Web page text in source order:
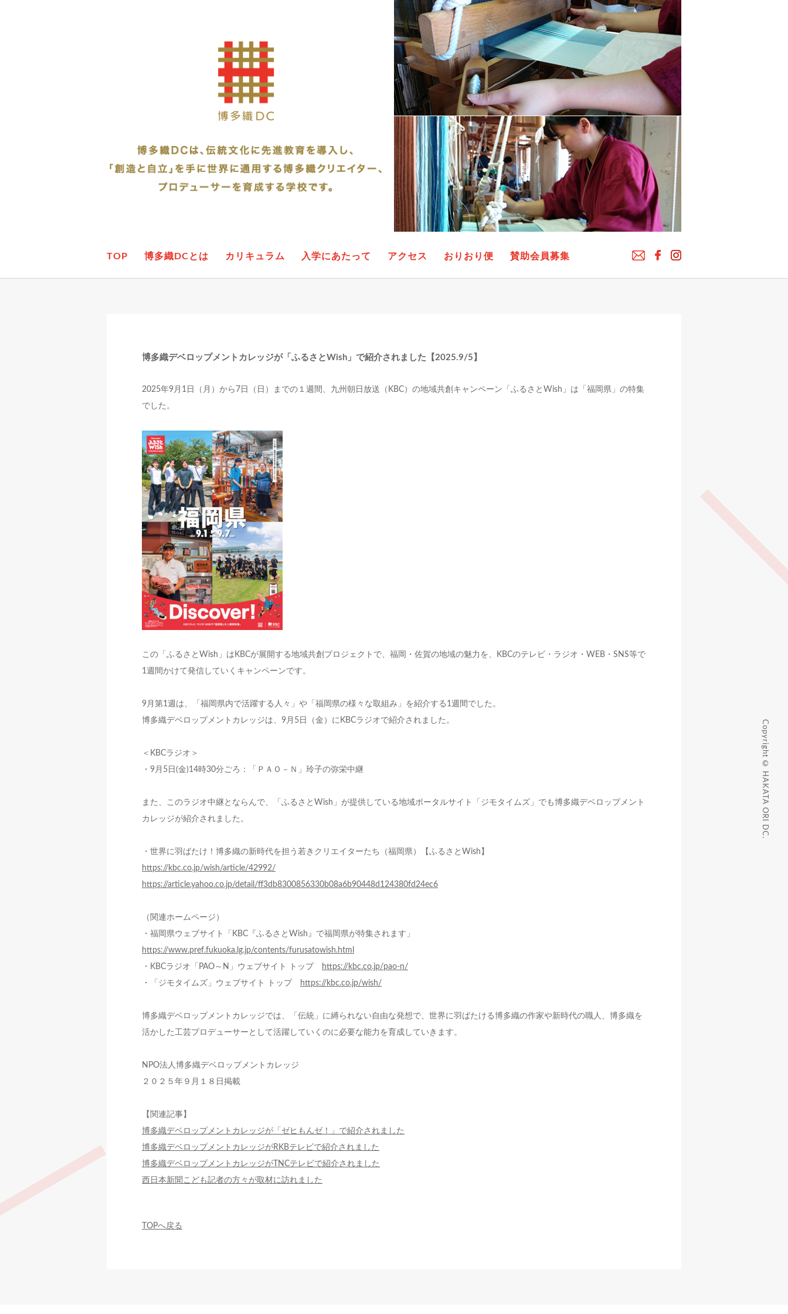
TOP 博多織DCとは カリキュラム 入学にあたって アクセス おりおり便 賛助会員募集
Copyright © HAKATA ORI DC.
博多織デベロップメントカレッジが「ふるさとWish」で紹介されました【2025.9/5】
2025年9月1日（月）から7日（日）までの１週間、九州朝日放送（KBC）の地域共創キャンペーン「ふるさとWish」は「福岡県」の特集
でした。
この「ふるさとWish」はKBCが展開する地域共創プロジェクトで、福岡・佐賀の地域の魅力を、KBCのテレビ・ラジオ・WEB・SNS等で
1週間かけて発信していくキャンペーンです。
9月第1週は、「福岡県内で活躍する人々」や「福岡県の様々な取組み」を紹介する1週間でした。
博多織デベロップメントカレッジは、9月5日（金）にKBCラジオで紹介されました。
＜KBCラジオ＞
・9月5日(金)14時30分ごろ：「ＰＡＯ－Ｎ」玲子の弥栄中継
また、このラジオ中継とならんで、「ふるさとWish」が提供している地域ポータルサイト「ジモタイムズ」でも博多織デベロップメント
カレッジが紹介されました。
・世界に羽ばたけ！博多織の新時代を担う若きクリエイターたち（福岡県）【ふるさとWish】
https://kbc.co.jp/wish/article/42992/
https://article.yahoo.co.jp/detail/ff3db8300856330b08a6b90448d124380fd24ec6
（関連ホームページ）
・福岡県ウェブサイト「KBC『ふるさとWish』で福岡県が特集されます」
https://www.pref.fukuoka.lg.jp/contents/furusatowish.html
・KBCラジオ「PAO～N」ウェブサイト トップ
https://kbc.co.jp/pao-n/
・「ジモタイムズ」ウェブサイト トップ
https://kbc.co.jp/wish/
博多織デベロップメントカレッジでは、「伝統」に縛られない自由な発想で、世界に羽ばたける博多織の作家や新時代の職人、博多織を
活かした工芸プロデューサーとして活躍していくのに必要な能力を育成していきます。
NPO法人博多織デベロップメントカレッジ
２０２５年９月１８日掲載
【関連記事】
博多織デベロップメントカレッジが「ゼヒもんゼ！」で紹介されました
博多織デベロップメントカレッジがRKBテレビで紹介されました
博多織デベロップメントカレッジがTNCテレビで紹介されました
西日本新聞こども記者の方々が取材に訪れました
TOPへ戻る